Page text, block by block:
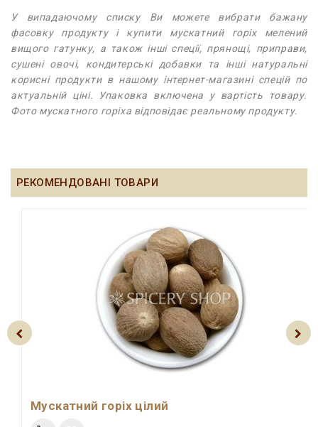
У випадаючому списку Ви можете вибрати бажану
фасовку продукту і купити мускатний горіх мелений
вищого гатунку, а також інші спеції, прянощі, приправи,
сушені овочі, кондитерські добавки та інші натуральні
корисні продукти в нашому інтернет-магазині спецій по
актуальній ціні. Упаковка включена у вартість товару.
Фото мускатного горіха відповідає реальному продукту.
РЕКОМЕНДОВАНІ ТОВАРИ
Мускатний горіх цілий